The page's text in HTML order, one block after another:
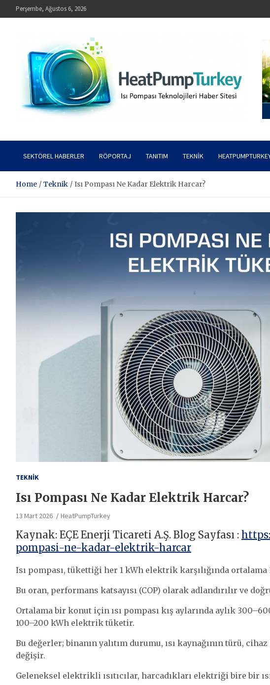
to
Perşembe, Ağustos 6, 2026
SEKTÖREL HABERLER RÖPORTAJ TANITIM TEKNIK
Home Teknik Isı Pompası Ne Kadar Elektrik Harcar?
TEKNIK
Isı Pompası Ne Kadar Elektrik Harcar?
13 Mart 2026 HeatPumpTurkey
Kaynak: EÇE Enerji Ticareti A.Ş. Blog Sayfası :
pompasi-ne-kadar-elektrik-harcar
Isı pompası, tükettiği her 1 kWh elektrik karşılığında ortalama
Bu oran, performans katsayısı (COP) olarak adlandırılır ve
Ortalama bir konut için ısı pompası kış aylarında aylık
100–200 kWh elektrik tüketir.
Bu değerler; binanın yalıtım durumu, ısı kaynağının türü,
değişir.
Geleneksel elektrikli ısıtıcılar, harcadıkları elektriği bire bir